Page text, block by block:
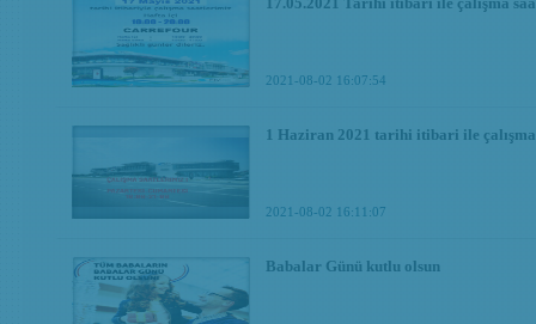
2021-08-02 16:07:54
1 Haziran 2021 tarihi itibari ile
2021-08-02 16:11:07
Babalar Günü kutlu olsun